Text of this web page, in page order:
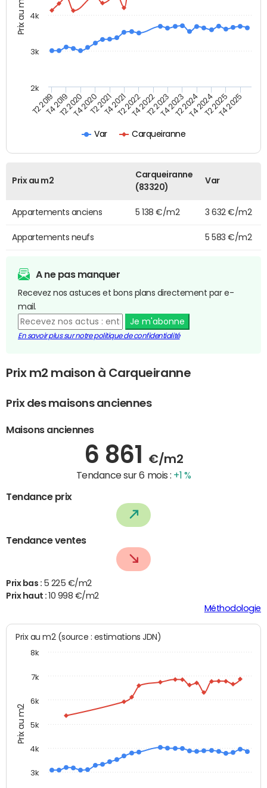
Prix au m2
Var Carqueiranne
T2 2019T4 2019T2 2020T4 2020T2 2021T4 2021T2 2022T4 2022T2 2023T4 2023T2 2024T4 2024T2 2025T4 2025
2k
3k
4k
Prix au m2
Carqueiranne
(83320)
Var
Appartements anciens 5 138 €/m2 3 632 €/m2
Appartements neufs 5 583 €/m2
A ne pas manquer
Recevez nos astuces et bons plans directement par e-
mail.
Je m'abonne
En savoir plus sur notre politique de confidentialité
Prix m2 maison à Carqueiranne
Prix des maisons anciennes
Maisons anciennes
6 861 €/m2
Tendance sur 6 mois : +1 %
Tendance prix
Tendance ventes
Prix bas : 5 225 €/m2
Prix haut : 10 998 €/m2
Méthodologie
Prix au m2
Prix au m2 (source : estimations JDN)
3k
4k
5k
6k
7k
8k